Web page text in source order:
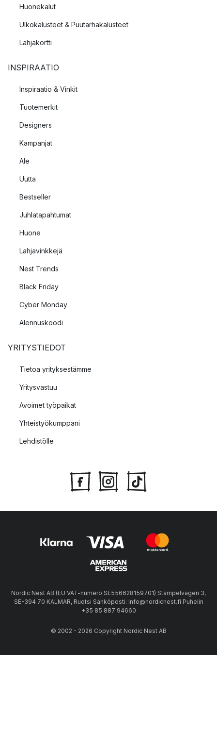
Huonekalut
Ulkokalusteet & Puutarhakalusteet
Lahjakortti
INSPIRAATIO
Inspiraatio & Vinkit
Tuotemerkit
Designers
Kampanjat
Ale
Uutta
Bestseller
Juhlatapahtumat
Huone
Lahjavinkkejä
Nest Trends
Black Friday
Cyber Monday
Alennuskoodi
YRITYSTIEDOT
Tietoa yrityksestämme
Yritysvastuu
Avoimet työpaikat
Yhteistyökumppani
Lehdistölle
Nordic Nest AB (EU VAT-numero SE556628159701) Stämpelvägen 3,
SE-394 70 KALMAR, Ruotsi Sähköposti: info@nordicnest.fi Puhelin
+35 85 887 94660
© 2002 - 2026 Copyright Nordic Nest AB